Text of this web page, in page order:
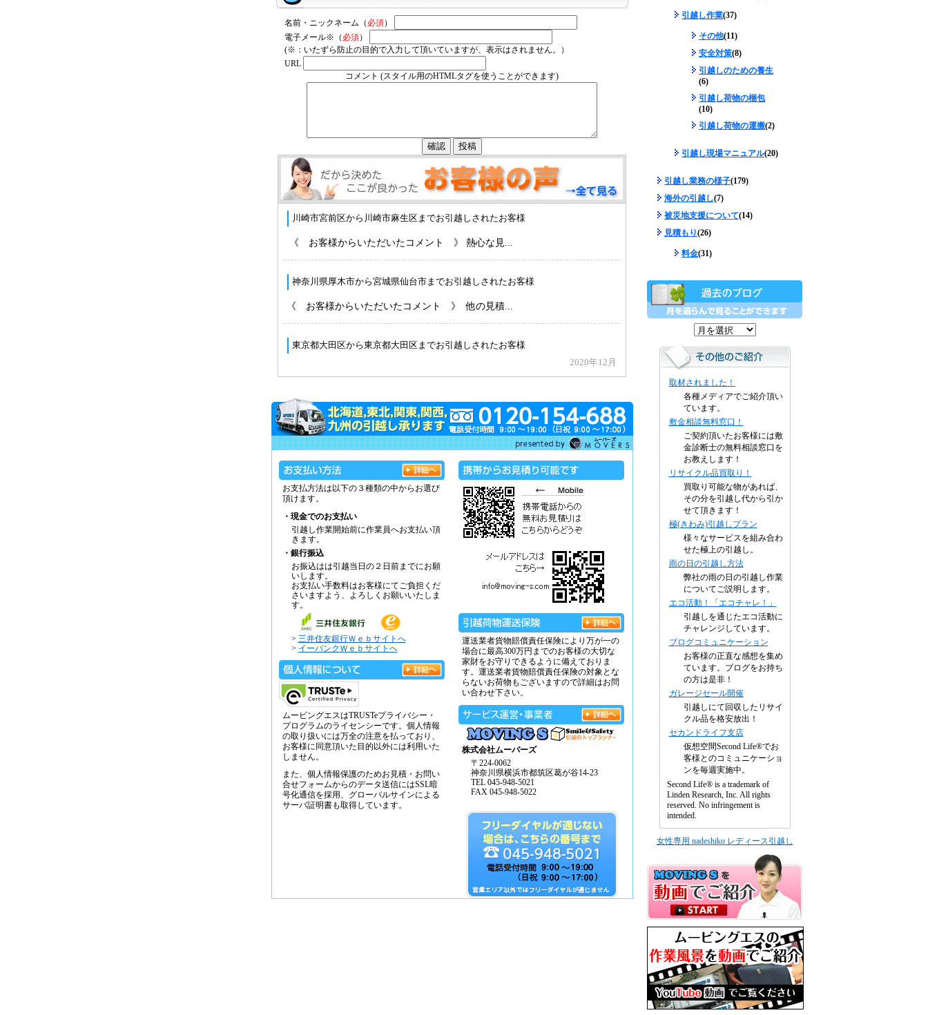
名前・ニックネーム（ 必須）
電子メール※（ 必須）
(※：いたずら防止の目的で入力して頂いていますが、表示はされません。）
URL
コメント (スタイル用のHTMLタグを使うことができます)
お支払方法は以下の３種類の中からお選び
頂けます。
・現金でのお支払い
引越し作業開始前に作業員へお支払い頂
きます。
・銀行振込
お振込はは引越当日の２日前までにお願
いします。
お支払い手数料はお客様にてご負担くだ
さいますよう、よろしくお願いいたしま
す。
> 三井住友銀行Ｗｅｂサイトへ
> イーバンクＷｅｂサイトへ
ムービングエスはTRUSTeプライバシー・
プログラムのライセンシーです。個人情報
の取り扱いには万全の注意を払っており、
お客様に同意頂いた目的以外には利用いた
しません。
また、個人情報保護のためお見積・お問い
合せフォームからのデータ送信にはSSL暗
号化通信を採用、グローバルサインによる
サーバ証明書も取得しています。
運送業者貨物賠償責任保険により万が一の
場合に最高300万円までのお客様の大切な
家財をお守りできるように備えておりま
す。運送業者貨物賠償責任保険の対象とな
らないお荷物もございますので詳細はお問
い合わせ下さい。
株式会社ムーバーズ
〒224-0062
神奈川県横浜市都筑区葛が谷14-23
TEL 045-948-5021
FAX 045-948-5022
引越し作業(37)
その他(11)
安全対策(8)
引越しのための養生
(6)
引越し荷物の梱包
(10)
引越し荷物の運搬(2)
引越し現場マニュアル(20)
引越し業務の様子(179)
海外の引越し(7)
被災地支援について(14)
見積もり(26)
料金(31)
取材されました！
各種メディアでご紹介頂い
ています。
敷金相談無料窓口！
ご契約頂いたお客様には敷
金診断士の無料相談窓口を
お教えします！
リサイクル品買取り！
買取り可能な物があれば、
その分を引越し代から引か
せて頂きます！
極(きわみ)引越しプラン
様々なサービスを組み合わ
せた極上の引越し。
雨の日の引越し方法
弊社の雨の日の引越し作業
についてご説明します。
エコ活動！「エコチャレ！」
引越しを通じたエコ活動に
チャレンジしています。
ブログコミュニケーション
お客様の正直な感想を集め
ています。ブログをお持ち
の方は是非！
ガレージセール開催
引越しにて回収したリサイ
クル品を格安放出！
セカンドライフ支店
仮想空間Second Life®でお
客様とのコミュニケーショ
ンを毎週実施中。
Second Life® is a trademark of
Linden Research, Inc. All rights
reserved. No infringement is
intended.
女性専用 nadeshiko レディース引越し